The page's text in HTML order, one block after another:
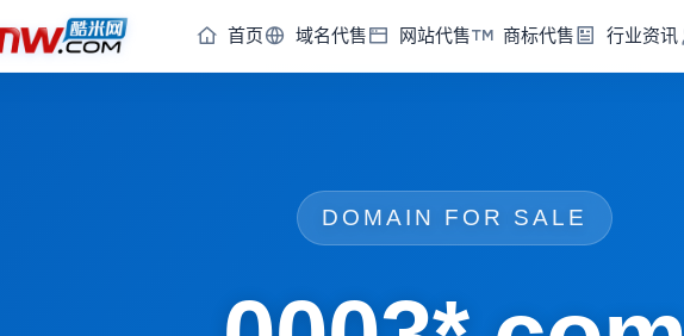
首页 域名代售 网站代售 商标代售 行业资讯
DOMAIN FOR SALE